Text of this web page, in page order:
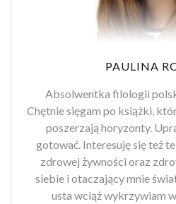
PAULINA
Absolwentka filologii
Chętnie sięgam po książki,
poszerzają horyzonty.
gotować. Interesuję się też
zdrowej żywności oraz
siebie i otaczający mnie
usta wciąż wykrzywiam